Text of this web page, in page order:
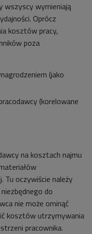
wszyscy wymieniają
Oprócz
kosztów pracy,
poza
(jako
(korelowane
na kosztach najmu
oczywiście należy
do
nie może ominąć
kosztów utrzymywania
pracownika.